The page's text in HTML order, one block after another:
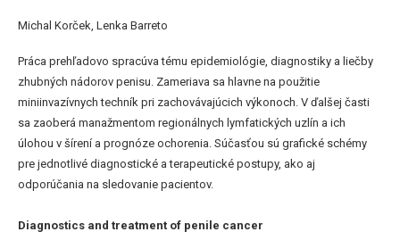
Michal Korček, Lenka Barreto
Práca prehľadovo spracúva tému epidemiológie, diagnostiky a liečby
zhubných nádorov penisu. Zameriava sa hlavne na použitie
miniinvazívnych techník pri zachovávajúcich výkonoch. V ďalšej časti
sa zaoberá manažmentom regionálnych lymfatických uzlín a ich
úlohou v šírení a prognóze ochorenia. Súčasťou sú grafické schémy
pre jednotlivé diagnostické a terapeutické postupy, ako aj
odporúčania na sledovanie pacientov.
Diagnostics and treatment of penile cancer